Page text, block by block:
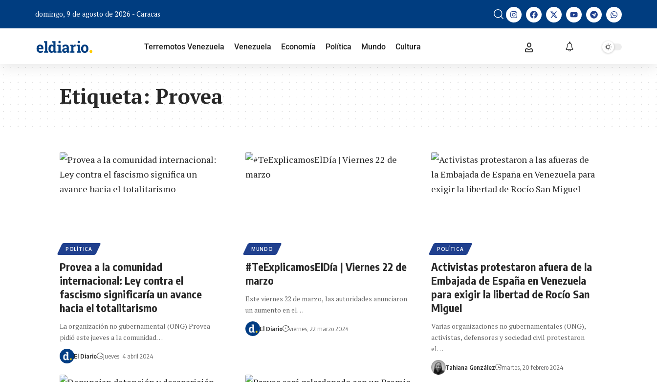
domingo, 9 de agosto de 2026 - Caracas
Terremotos Venezuela Venezuela Economía Política Mundo Cultura
Etiqueta:Provea
POLÍTICA
Provea a la comunidad
internacional: Ley contra el
fascismo significaría un avance
hacia el totalitarismo
La organización no gubernamental (ONG) Provea
pidió este jueves a la comunidad…
El Diario jueves, 4 abril 2024
MUNDO
#TeExplicamosElDía | Viernes 22 de
marzo
Este viernes 22 de marzo, las autoridades anunciaron
un aumento en el…
El Diario viernes, 22 marzo 2024
POLÍTICA
Activistas protestaron afuera de la
Embajada de España en Venezuela
para exigir la libertad de Rocío San
Miguel
Varias organizaciones no gubernamentales (ONG),
activistas, defensores y sociedad civil protestaron
el…
Tahiana González martes, 20 febrero 2024